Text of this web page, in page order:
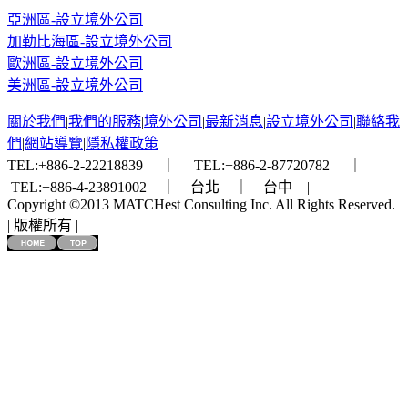
亞洲區-設立境外公司
加勒比海區-設立境外公司
歐洲區-設立境外公司
美洲區-設立境外公司
關於我們|我們的服務|境外公司 |最新消息|設立境外公司 |聯絡我
們|網站導覽|隱私權政策
TEL:+886-2-22218839 ｜ TEL:+886-2-87720782 ｜
TEL:+886-4-23891002 ｜ 台北 ｜ 台中 |
Copyright ©2013 MATCHest Consulting Inc. All Rights Reserved.
| 版權所有 |